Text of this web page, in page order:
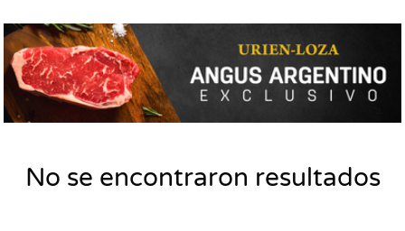
No se encontraron resultados